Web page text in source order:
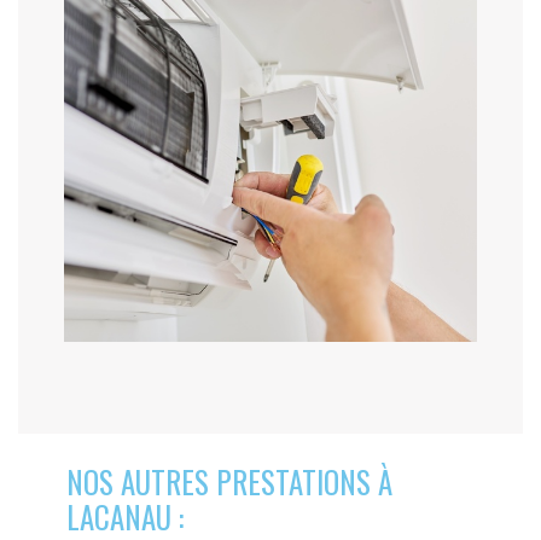
NOS AUTRES PRESTATIONS À
LACANAU :